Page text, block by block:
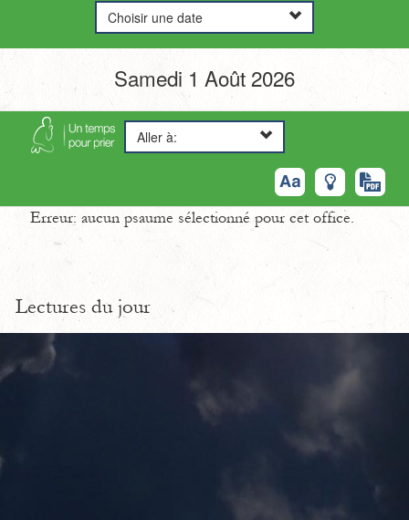
Choisir une date
Samedi 1 Août 2026
Aller à:
Erreur: aucun psaume sélectionné pour cet office.
Lectures du jour